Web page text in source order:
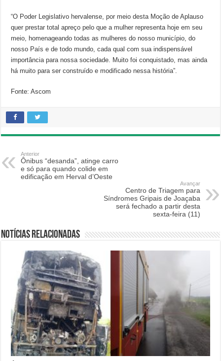
“O Poder Legislativo hervalense, por meio desta Moção de Aplauso
quer prestar total apreço pelo que a mulher representa hoje em seu
meio, homenageando todas as mulheres do nosso município, do
nosso País e de todo mundo, cada qual com sua indispensável
importância para nossa sociedade. Muito foi conquistado, mas ainda
há muito para ser construído e modificado nessa história”.
Fonte: Ascom
Anterior
Ônibus “desanda”, atinge carro
e só para quando colide em
edificação em Herval d’Oeste
Avançar
Centro de Triagem para
Síndromes Gripais de Joaçaba
será fechado a partir desta
sexta-feira (11)
Notícias relacionadas